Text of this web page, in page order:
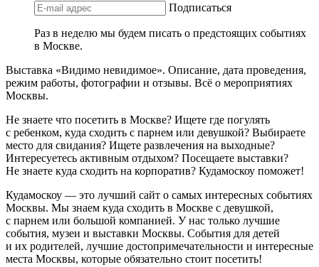
Подписаться
Раз в неделю мы будем писать о предстоящих событиях
в Москве.
Выставка «Видимо невидимое». Описание, дата проведения,
режим работы, фотографии и отзывы. Всё о мероприятиях
Москвы.
Не знаете что посетить в Москве? Ищете где погулять
с ребенком, куда сходить с парнем или девушкой? Выбираете
место для свидания? Ищете развлечения на выходные?
Интересуетесь активным отдыхом? Посещаете выставки?
Не знаете куда сходить на корпоратив? Кудамоскоу поможет!
Кудамоскоу — это лучший сайт о самых интересных событиях
Москвы. Мы знаем куда сходить в Москве с девушкой,
с парнем или большой компанией. У нас только лучшие
события, музеи и выставки Москвы. События для детей
и их родителей, лучшие достопримечательности и интересные
места Москвы, которые обязательно стоит посетить!